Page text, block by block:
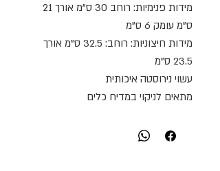
מידות פנימיות: רוחב 30 ס”מ אורך 21
ס”מ עומק 6 ס”מ
מידות חיצוניות: רוחב: 32.5 ס”מ אורך
23.5 ס”מ
עשוי נירוסטה איכותית
מתאים לניקוי במדיח כלים